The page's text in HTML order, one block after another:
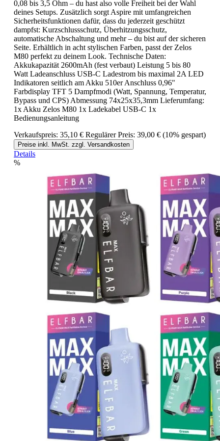
0,08 bis 3,5 Ohm – du hast also volle Freiheit bei der Wahl
deines Setups. Zusätzlich sorgt Aspire mit umfangreichen
Sicherheitsfunktionen dafür, dass du jederzeit geschützt
dampfst: Kurzschlussschutz, Überhitzungsschutz,
automatische Abschaltung und mehr – du bist auf der sicheren
Seite. Erhältlich in acht stylischen Farben, passt der Zelos
M80 perfekt zu deinem Look. Technische Daten:
Akkukapazität 2600mAh (fest verbaut) Leistung 5 bis 80
Watt Ladeanschluss USB-C Ladestrom bis maximal 2A LED
Indikatoren seitlich am Akku 510er Anschluss 0,96"
Farbdisplay TFT 5 Dampfmodi (Watt, Spannung, Temperatur,
Bypass und CPS) Abmessung 74x25x35,3mm Lieferumfang:
1x Akku Zelos M80 1x Ladekabel USB-C 1x
Bedienungsanleitung
Verkaufspreis: 35,10 € Regulärer Preis: 39,00 € (10% gespart)
Preise inkl. MwSt. zzgl. Versandkosten
Details
%